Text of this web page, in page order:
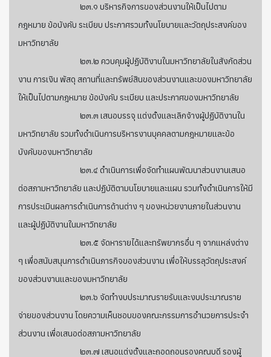
๒๓.๑ บริหารกิจการของส่วนงานให้เป็นไปตาม
กฎหมาย ข้อบังคับ ระเบียบ ประกาศรวมทั้งนโยบายและวัตถุประสงค์ของ
มหาวิทยาลัย
๒๓.๒ ควบคุมผู้ปฏิบัติงานในมหาวิทยาลัยในสังกัดส่วน
งาน การเงิน พัสดุ สถานที่และทรัพย์สินของส่วนงานและของมหาวิทยาลัย
ให้เป็นไปตามกฎหมาย ข้อบังคับ ระเบียบ และประกาศของมหาวิทยาลัย
๒๓.๓ เสนอบรรจุ แต่งตั้งและเลิกจ้างผู้ปฏิบัติงานใน
มหาวิทยาลัย รวมทั้งดำเนินการบริหารงานบุคคลตามกฎหมายและข้อ
บังคับของมหาวิทยาลัย
๒๓.๔ ดำเนินการเพื่อจัดทำแผนพัฒนาส่วนงานเสนอ
ต่อสภามหาวิทยาลัย และปฏิบัติตามนโยบายและแผน รวมทั้งดำเนินการให้มี
การประเมินผลการดำเนินการด้านต่าง ๆ ของหน่วยงานภายในส่วนงาน
และผู้ปฏิบัติงานในมหาวิทยาลัย
๒๓.๕ จัดหารายได้และทรัพยากรอื่น ๆ จากแหล่งต่าง
ๆ เพื่อสนับสนุนการดำเนินภารกิจของส่วนงาน เพื่อให้บรรลุวัตถุประสงค์
ของส่วนงานและของมหาวิทยาลัย
๒๓.๖ จัดทำงบประมาณรายรับและงบประมาณราย
จ่ายของส่วนงาน โดยความเห็นชอบของคณะกรรมการอำนวยการประจำ
ส่วนงาน เพื่อเสนอต่อสภามหาวิทยาลัย
๒๓.๗ เสนอแต่งตั้งและถอดถอนรองคณบดี รองผู้